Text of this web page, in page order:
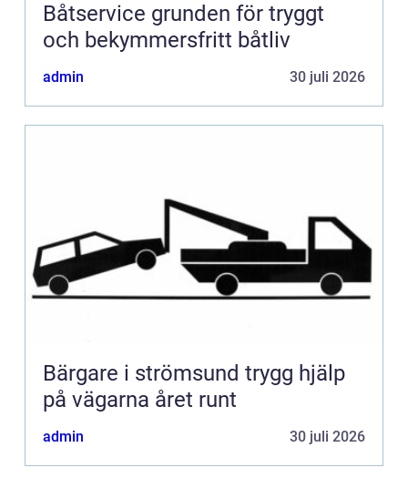
Båtservice grunden för tryggt
och bekymmersfritt båtliv
admin 30 juli 2026
Bärgare i strömsund trygg hjälp
på vägarna året runt
admin 30 juli 2026